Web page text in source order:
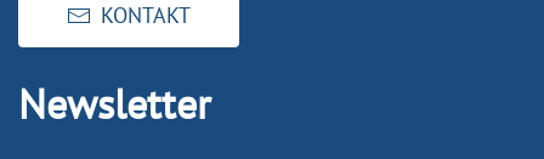
KONTAKT
Newsletter